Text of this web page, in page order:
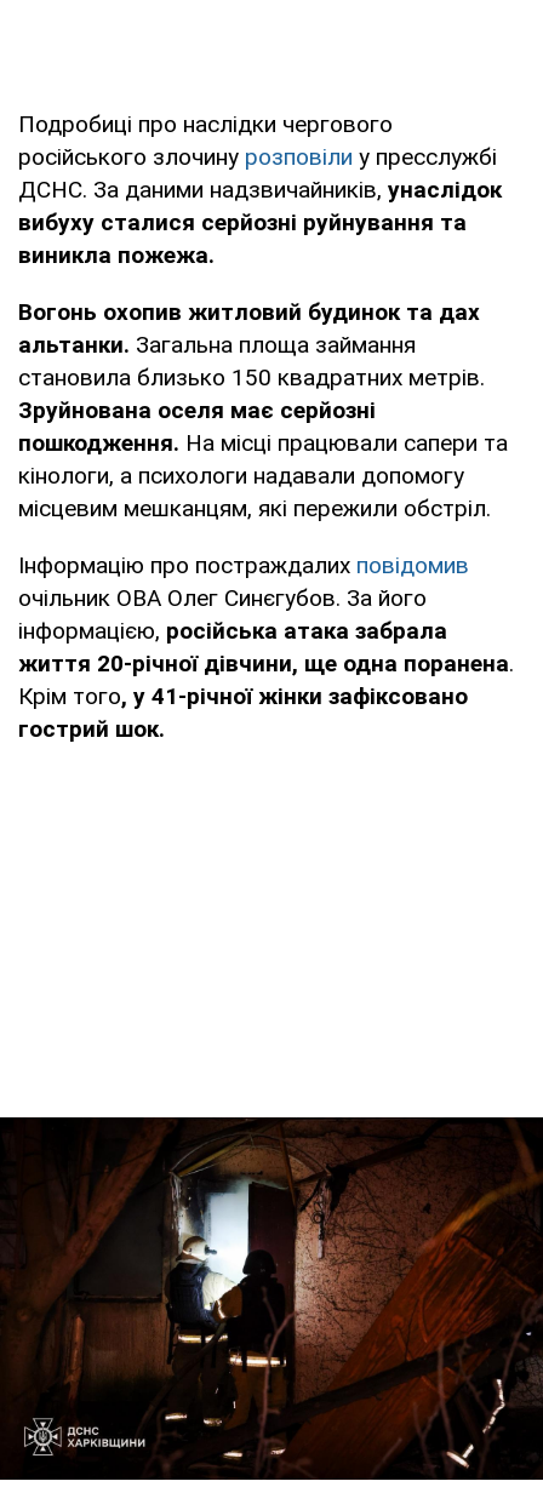
Подробиці про наслідки чергового
російського злочину розповіли у пресслужбі
ДСНС. За даними надзвичайників, унаслідок
вибуху сталися серйозні руйнування та
виникла пожежа.
Вогонь охопив житловий будинок та дах
альтанки. Загальна площа займання
становила близько 150 квадратних метрів.
Зруйнована оселя має серйозні
пошкодження. На місці працювали сапери та
кінологи, а психологи надавали допомогу
місцевим мешканцям, які пережили обстріл.
Інформацію про постраждалих повідомив
очільник ОВА Олег Синєгубов. За його
інформацією, російська атака забрала
життя 20-річної дівчини, ще одна поранена.
Крім того, у 41-річної жінки зафіксовано
гострий шок.